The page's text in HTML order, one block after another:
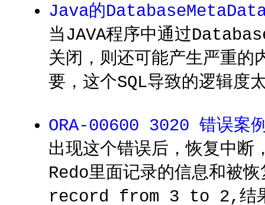
Java的
当JAVA程序中通过
关闭，则还可能产生严重的
要，这个SQL导致的逻辑度
ORA-00600 3020 错误案
出现这个错误后，恢复中
Redo里面记录的信息和被
record from 3 to 2,结果